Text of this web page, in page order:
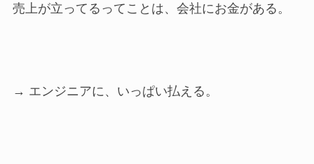
売上が立ってるってことは、会社にお金がある。
→ エンジニアに、いっぱい払える。